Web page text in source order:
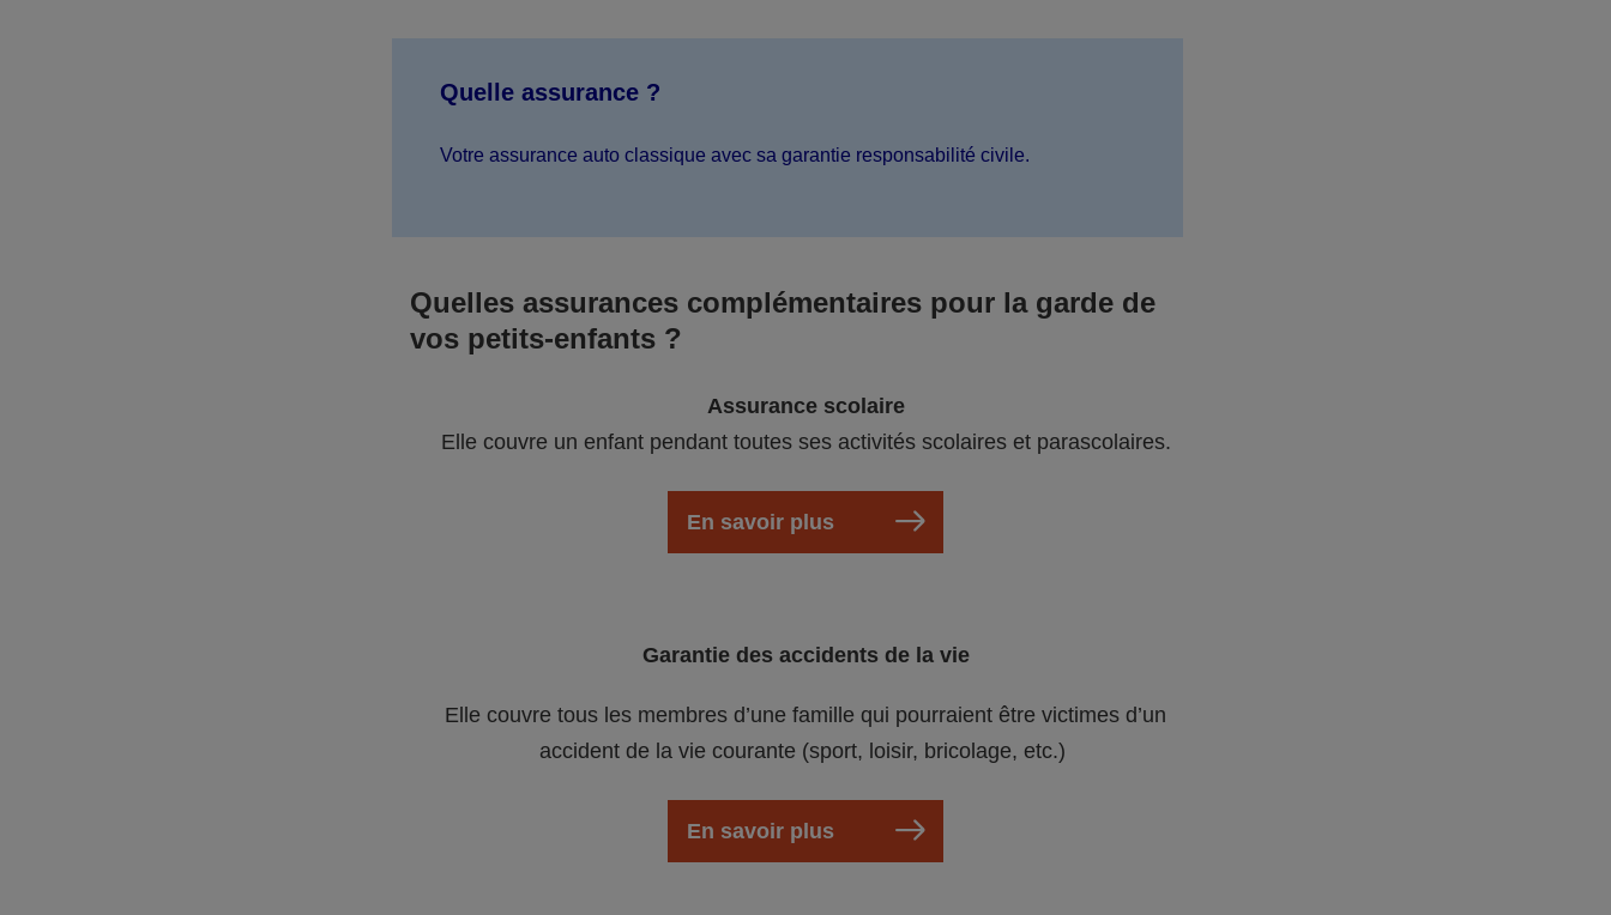
Quelle assurance ?
Votre assurance auto classique avec sa garantie responsabilité civile.
Quelles assurances complémentaires pour la garde de
vos petits-enfants ?
Assurance scolaire
Elle couvre un enfant pendant toutes ses activités scolaires et parascolaires.
En savoir plus
Garantie des accidents de la vie
Elle couvre tous les membres d’une famille qui pourraient être victimes d’un
accident de la vie courante (sport, loisir, bricolage, etc.)
En savoir plus